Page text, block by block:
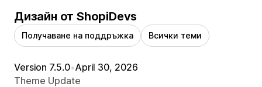
Дизайн от ShopiDevs
Получаване на поддръжка Всички теми
Version 7.5.0•April 30, 2026
Theme Update